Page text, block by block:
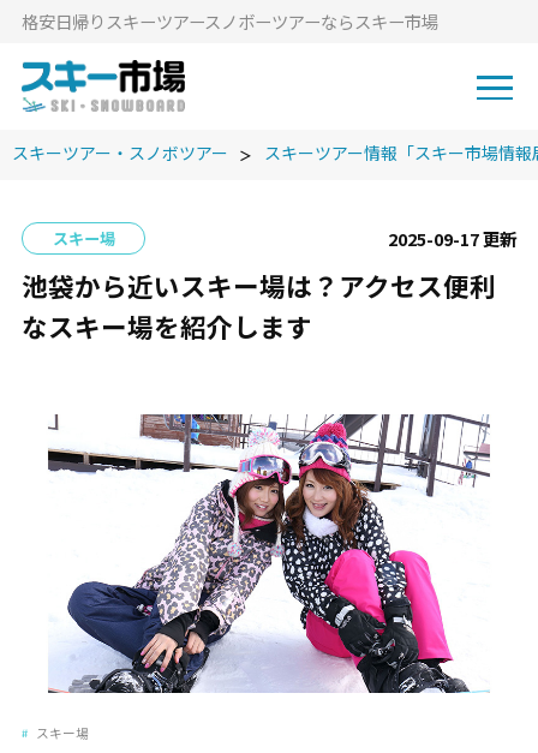
格安⽇帰りスキーツアースノボーツアーならスキー市場
スキーツアー・スノボツアー スキーツアー情報「スキー市場情報
スキー場 2025-09-17 更新
池袋から近いスキー場は？アクセス便利
なスキー場を紹介します
スキー場